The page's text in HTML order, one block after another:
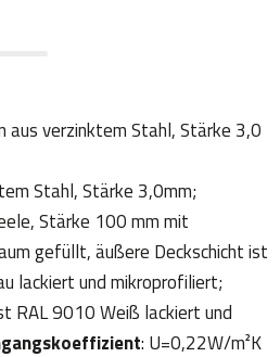
aus verzinktem Stahl, Stärke 3,0
Stahl, Stärke 3,0mm;
Stärke 100 mm mit
gefüllt, äußere Deckschicht ist
lackiert und mikroprofiliert;
RAL 9010 Weiß lackiert und
: U=0,22W/m²K